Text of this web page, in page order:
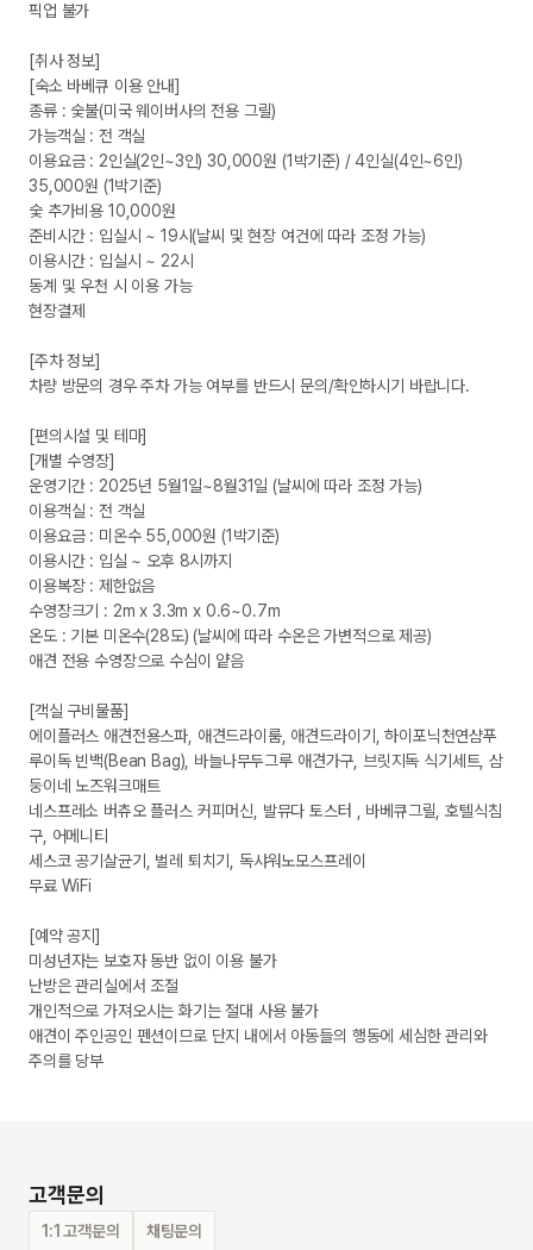
픽업 불가
[취사 정보]
[숙소 바베큐 이용 안내]
종류 : 숯불(미국 웨이버사의 전용 그릴)
가능객실 : 전 객실
이용요금 : 2인실(2인~3인) 30,000원 (1박기준) / 4인실(4인~6인)
35,000원 (1박기준)
숯 추가비용 10,000원
준비시간 : 입실시 ~ 19시(날씨 및 현장 여건에 따라 조정 가능)
이용시간 : 입실시 ~ 22시
동계 및 우천 시 이용 가능
현장결제
[주차 정보]
차량 방문의 경우 주차 가능 여부를 반드시 문의/확인하시기 바랍니다.
[편의시설 및 테마]
[개별 수영장]
운영기간 : 2025년 5월1일~8월31일 (날씨에 따라 조정 가능)
이용객실 : 전 객실
이용요금 : 미온수 55,000원 (1박기준)
이용시간 : 입실 ~ 오후 8시까지
이용복장 : 제한없음
수영장크기 : 2m x 3.3m x 0.6~0.7m
온도 : 기본 미온수(28도) (날씨에 따라 수온은 가변적으로 제공)
애견 전용 수영장으로 수심이 얕음
[객실 구비물품]
에이플러스 애견전용스파, 애견드라이룸, 애견드라이기, 하이포닉천연샴푸
루이독 빈백(Bean Bag), 바늘나무두그루 애견가구, 브릿지독 식기세트, 삼
둥이네 노즈워크매트
네스프레소 버츄오 플러스 커피머신, 발뮤다 토스터 , 바베큐그릴, 호텔식침
구, 어메니티
세스코 공기살균기, 벌레 퇴치기, 독샤워노모스프레이
무료 WiFi
[예약 공지]
미성년자는 보호자 동반 없이 이용 불가
난방은 관리실에서 조절
개인적으로 가져오시는 화기는 절대 사용 불가
애견이 주인공인 펜션이므로 단지 내에서 아동들의 행동에 세심한 관리와
주의를 당부
고객문의
1:1 고객문의 채팅문의